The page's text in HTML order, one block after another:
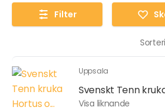
Filter
Uppsala
Svenskt Tenn
Visa liknande